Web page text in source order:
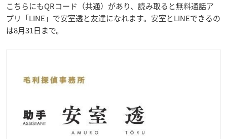
こちらにもQRコード（共通）があり、読み取ると無料通話ア
プリ「LINE」で安室透と友達になれます。安室とLINEできるの
は8月31日まで。